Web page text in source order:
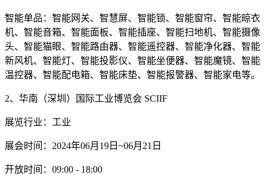
智能单品：智能网关、智慧屏、智能锁、智能窗帘、智能晾衣
机、智能音箱、智能面板、智能插座、智能扫地机、智能摄像
头、智能猫眼、智能路由器、智能遥控器、智能净化器、智能
新风机、智能灯、智能投影仪、智能坐便器、智能魔镜、智能
温控器、智能配电箱、智能床垫、智能报警器、智能家电等。
2、华南（深圳）国际工业博览会 SCIIF
展览行业：工业
展会时间：2024年06月19日~06月21日
开放时间：09:00 - 18:00